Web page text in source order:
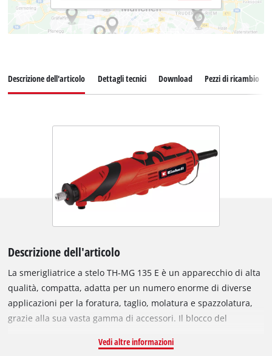
Descrizione dell'articolo Dettagli tecnici Download Pezzi di ricambio
Descrizione dell'articolo
La smerigliatrice a stelo TH-MG 135 E è un apparecchio di alta
qualità, compatta, adatta per un numero enorme di diverse
applicazioni per la foratura, taglio, molatura e spazzolatura,
grazie alla sua vasta gamma di accessori. Il blocco del
velocemente. Il controllo elettronico della velocità assicura un
Vedi altre informazioni